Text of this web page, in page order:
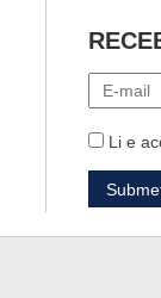
Li e